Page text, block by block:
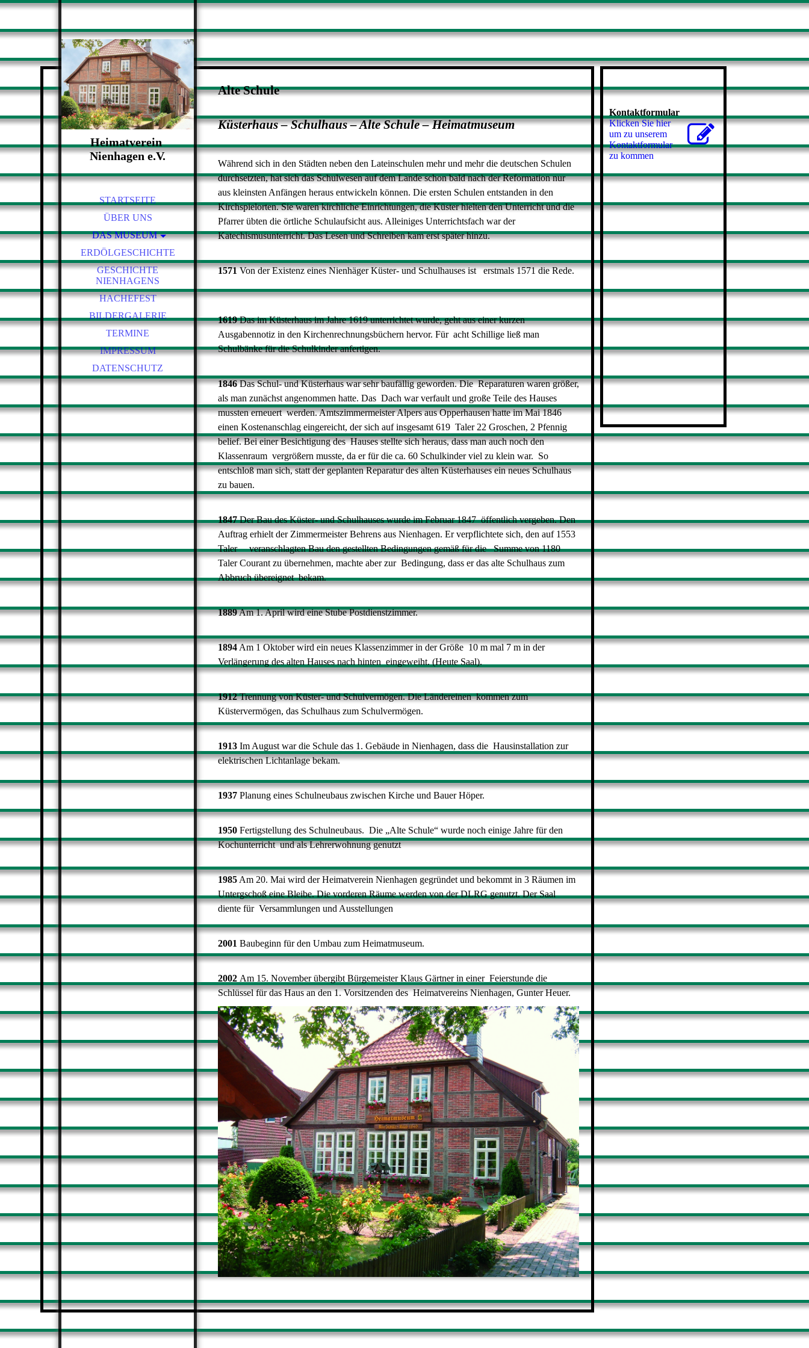
Heimatverein
Nienhagen e.V.
STARTSEITE
ÜBER UNS
DAS MUSEUM
ALTE SCHULE
MITTWOCHSGRUPPE
CHRONIKEN
ERDÖLGESCHICHTE
GESCHICHTE
NIENHAGENS
HACHEFEST
BILDERGALERIE
TERMINE
IMPRESSUM
DATENSCHUTZ
Alte Schule
Küsterhaus – Schulhaus – Alte Schule – Heimatmuseum
Während sich in den Städten neben den Lateinschulen mehr und mehr die deutschen Schulen
durchsetzten, hat sich das Schulwesen auf dem Lande schon bald nach der Reformation nur
aus kleinsten Anfängen heraus entwickeln können. Die ersten Schulen entstanden in den
Kirchspielorten. Sie waren kirchliche Einrichtungen, die Küster hielten den Unterricht und die
Pfarrer übten die örtliche Schulaufsicht aus. Alleiniges Unterrichtsfach war der
Katechismusunterricht. Das Lesen und Schreiben kam erst später hinzu.
1571Von der Existenz eines Nienhäger Küster- und Schulhauses ist erstmals 1571 die Rede.
1619Das im Küsterhaus im Jahre 1619 unterrichtet wurde, geht aus einer kurzen
Ausgabennotiz in den Kirchenrechnungsbüchern hervor. Für acht Schillige ließ man
Schulbänke für die Schulkinder anfertigen.
1846Das Schul- und Küsterhaus war sehr baufällig geworden. Die Reparaturen waren größer,
als man zunächst angenommen hatte. Das Dach war verfault und große Teile des Hauses
mussten erneuert werden. Amtszimmermeister Alpers aus Opperhausen hatte im Mai 1846
einen Kostenanschlag eingereicht, der sich auf insgesamt 619 Taler 22 Groschen, 2 Pfennig
belief. Bei einer Besichtigung des Hauses stellte sich heraus, dass man auch noch den
Klassenraum vergrößern musste, da er für die ca. 60 Schulkinder viel zu klein war. So
entschloß man sich, statt der geplanten Reparatur des alten Küsterhauses ein neues Schulhaus
zu bauen.
1847Der Bau des Küster- und Schulhauses wurde im Februar 1847 öffentlich vergeben. Den
Auftrag erhielt der Zimmermeister Behrens aus Nienhagen. Er verpflichtete sich, den auf 1553
Taler
veranschlagten Bau den gestellten Bedingungen gemäß für die Summe von 1180
Taler Courant zu übernehmen, machte aber zur Bedingung, dass er das alte Schulhaus zum
Abbruch übereignet bekam.
1889Am 1. April wird eine Stube Postdienstzimmer.
1894Am 1 Oktober wird ein neues Klassenzimmer in der Größe 10 m mal 7 m in der
Verlängerung des alten Hauses nach hinten eingeweiht. (Heute Saal).
1912Trennung von Küster- und Schulvermögen. Die Ländereinenkommen zum
Küstervermögen, das Schulhaus zum Schulvermögen.
1913 Im August war die Schule das 1. Gebäude in Nienhagen, dass die Hausinstallation zur
elektrischen Lichtanlage bekam.
1937 Planung eines Schulneubaus zwischen Kirche und Bauer Höper.
1950 Fertigstellung des Schulneubaus. Die „Alte Schule“ wurde noch einige Jahre für den
Kochunterricht und als Lehrerwohnung genutzt
1985 Am 20. Mai wird der Heimatverein Nienhagen gegründet und bekommt in 3 Räumen im
Untergschoß eine Bleibe. Die vorderen Räume werden von der DLRG genutzt. Der Saal
diente für Versammlungen und Ausstellungen
2001 Baubeginn für den Umbau zum Heimatmuseum.
2002 Am 15. November übergibt Bürgemeister Klaus Gärtner in einer Feierstunde die
Schlüssel für das Haus an den 1. Vorsitzenden des Heimatvereins Nienhagen, Gunter Heuer.
Kontaktformular
Klicken Sie hier
um zu unserem
Kon­takt­for­mu­lar
zu kommen